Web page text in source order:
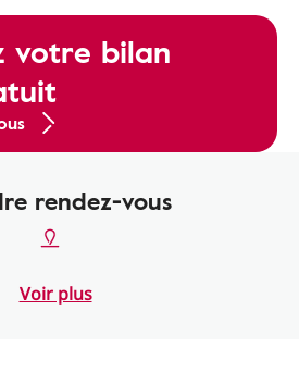
votre bilan
rendez-vous
Voir plus